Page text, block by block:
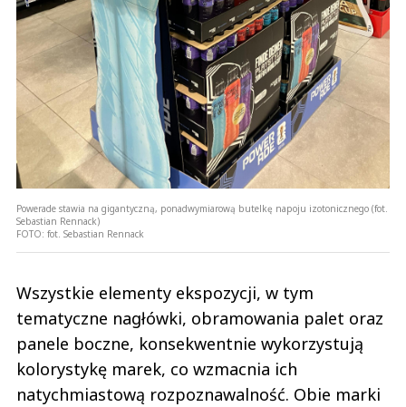
Powerade stawia na gigantyczną, ponadwymiarową butelkę napoju izotonicznego (fot.
Sebastian Rennack)
FOTO: fot. Sebastian Rennack
Wszystkie elementy ekspozycji, w tym
tematyczne nagłówki, obramowania palet oraz
panele boczne, konsekwentnie wykorzystują
kolorystykę marek, co wzmacnia ich
natychmiastową rozpoznawalność. Obie marki